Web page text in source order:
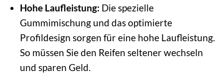
Hohe Laufleistung: Die spezielle
Gummimischung und das optimierte
Profildesign sorgen für eine hohe Laufleistung.
So müssen Sie den Reifen seltener wechseln
und sparen Geld.